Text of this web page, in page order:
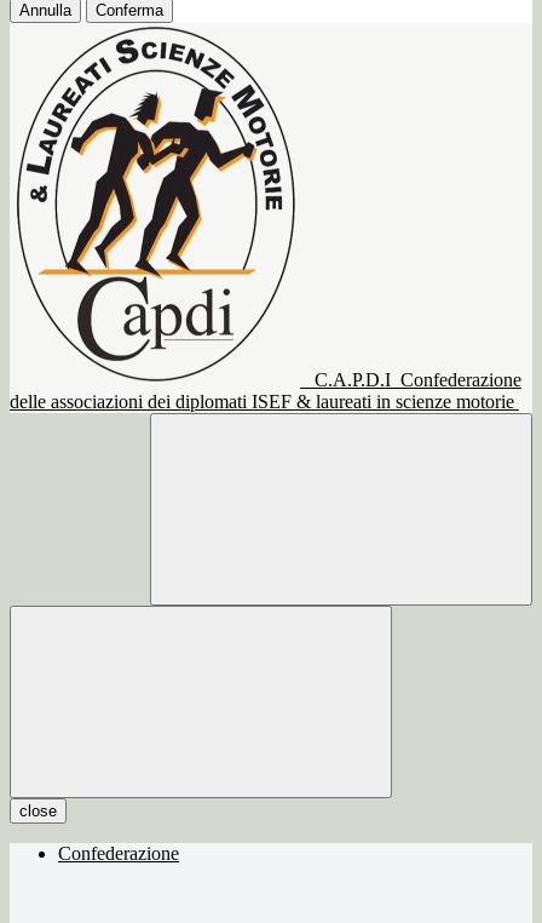
Annulla Conferma
C.A.P.D.I Confederazione
delle associazioni dei diplomati ISEF & laureati in scienze motorie
close
Confederazione